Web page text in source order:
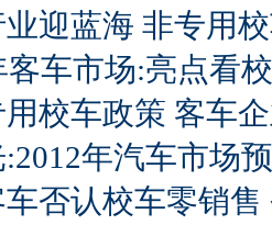
迎蓝海 非专用
客车市场:亮点看
校车政策 客车
年汽车市场
否认校车零销售